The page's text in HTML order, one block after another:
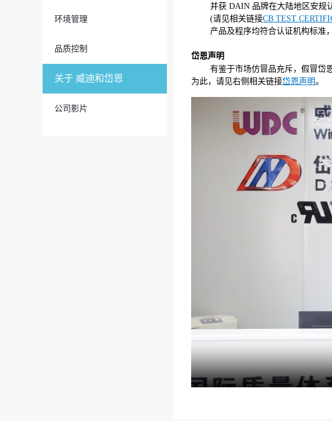
环境管理
品质控制
关于 威迪和岱恩
公司影片
并获 DAIN 品牌在大陆地区安规认
(请见相关链接CB TEST
产品及程序均符合认证机构标准，
岱恩声明
有鉴于市场仿冒品充斥，假冒岱
为此，请见右侧相关链接岱恩声明。